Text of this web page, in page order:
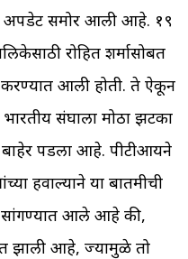
अपडेट समोर आली आहे. १९
रोहित शर्मासोबत
करण्यात आली होती. ते ऐकून
संघाला मोठा झटका
पडला आहे. पीटीआयने
हवाल्याने या बातमीची
सांगण्यात आले आहे की,
झाली आहे, ज्यामुळे तो